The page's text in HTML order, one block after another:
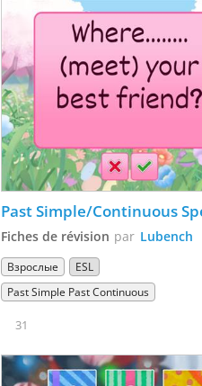
Fiches de révision par Lubench
Взрослые
ESL
Past Simple Past Continuous
31